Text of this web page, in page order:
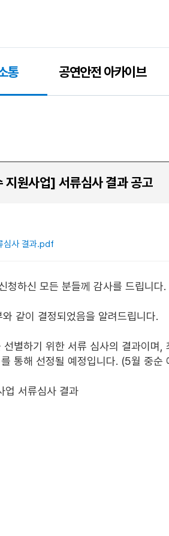
통 공연안전 아카이브
원사업] 서류심사 결과 공고
심사 결과.pdf
청하신 모든 분들께 감사를 드립니다.
같이 결정되었음을 알려드립니다.
별하기 위한 서류 심사의 결과이며
통해 선정될 예정입니다. (5월 중순
업 서류심사 결과